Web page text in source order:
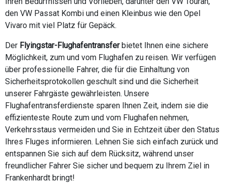
den VW Passat Kombi und einen Kleinbus wie den Opel
Vivaro mit viel Platz für Gepäck.
Der Flyingstar-Flughafentransferbietet Ihnen eine sichere
Möglichkeit, zum und vom Flughafen zu reisen. Wir verfügen
über professionelle Fahrer, die für die Einhaltung von
Sicherheitsprotokollen geschult sind und die Sicherheit
unserer Fahrgäste gewährleisten. Unsere
Flughafentransferdienste sparen Ihnen Zeit, indem sie die
effizienteste Route zum und vom Flughafen nehmen,
Verkehrsstaus vermeiden und Sie in Echtzeit über den Status
Ihres Fluges informieren. Lehnen Sie sich einfach zurück und
entspannen Sie sich auf dem Rücksitz, während unser
freundlicher Fahrer Sie sicher und bequem zu Ihrem Ziel in
Frankenhardt bringt!